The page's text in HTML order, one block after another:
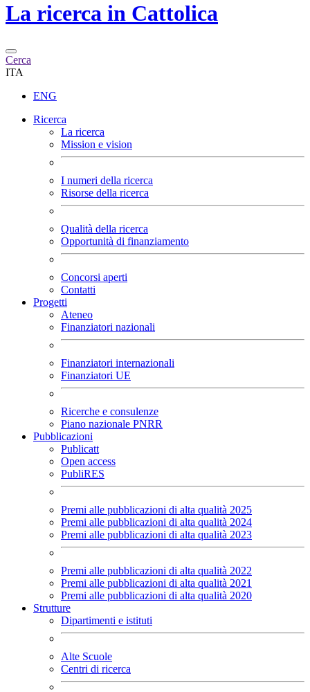
La ricerca in Cattolica
Cerca
ITA
ENG
Ricerca
La ricerca
Mission e vision
I numeri della ricerca
Risorse della ricerca
Qualità della ricerca
Opportunità di finanziamento
Concorsi aperti
Contatti
Progetti
Ateneo
Finanziatori nazionali
Finanziatori internazionali
Finanziatori UE
Ricerche e consulenze
Piano nazionale PNRR
Pubblicazioni
Publicatt
Open access
PubliRES
Premi alle pubblicazioni di alta qualità 2025
Premi alle pubblicazioni di alta qualità 2024
Premi alle pubblicazioni di alta qualità 2023
Premi alle pubblicazioni di alta qualità 2022
Premi alle pubblicazioni di alta qualità 2021
Premi alle pubblicazioni di alta qualità 2020
Strutture
Dipartimenti e istituti
Alte Scuole
Centri di ricerca